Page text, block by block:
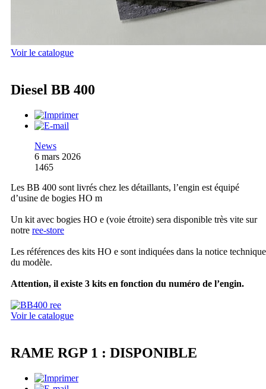
Voir le catalogue
Diesel BB 400
News
6 mars 2026
1465
Les BB 400 sont livrés chez les détaillants, l’engin est équipé
d’usine de bogies HO m
Un kit avec bogies HO e (voie étroite) sera disponible très vite sur
notre ree-store
Les références des kits HO e sont indiquées dans la notice technique
du modèle.
Attention, il existe 3 kits en fonction du numéro de l’engin.
Voir le catalogue
RAME RGP 1 : DISPONIBLE